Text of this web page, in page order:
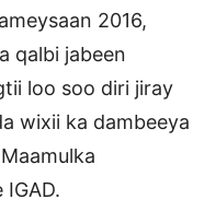
2016,
qalbi jabeen
loo soo diri jiray
wixii ka dambeeya
IGAD.